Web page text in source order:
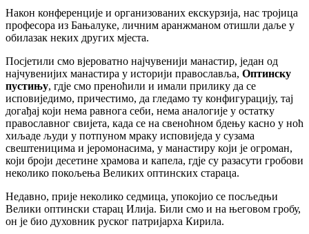
Након конференције и организованих екскурзија, нас тројица
професора из Бањалуке, личним аранжманом отишли даље у
обилазак неких других мјеста.
Посјетили смо вјероватно најчувенији манастир, један од
најчувенијих манастира у историји православља, Оптинску
пустињу, гдје смо преноћили и имали прилику да се
исповиједимо, причестимо, да гледамо ту конфигурацију, тај
догађај који нема равнога себи, нема аналогије у остатку
православног свијета, када се на свеноћном бдењу касно у ноћ
хиљаде људи у потпуном мраку исповиједа у сузама
свештеницима и јеромонасима, у манастиру који је огроман,
који броји десетине храмова и капела, гдје су разасути гробови
неколико покољења Великих оптинских стараца.
Недавно, прије неколико седмица, упокојио се посљедњи
Велики оптински старац Илија. Били смо и на његовом гробу,
он је био духовник руског патријарха Кирила.